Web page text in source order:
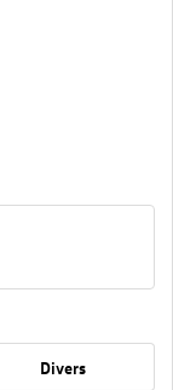
Divers